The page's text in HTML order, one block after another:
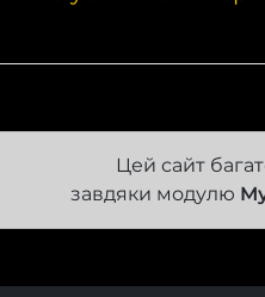
Цей сайт
завдяки модулю